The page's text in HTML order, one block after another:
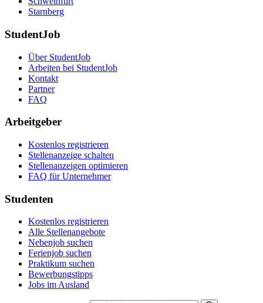
Starnberg
StudentJob
Über StudentJob
Arbeiten bei StudentJob
Kontakt
Partner
FAQ
Arbeitgeber
Kostenlos registrieren
Stellenanzeige schalten
Stellenanzeigen optimieren
FAQ für Unternehmer
Studenten
Kostenlos registrieren
Alle Stellenangebote
Nebenjob suchen
Ferienjob suchen
Praktikum suchen
Bewerbungstipps
Jobs im Ausland